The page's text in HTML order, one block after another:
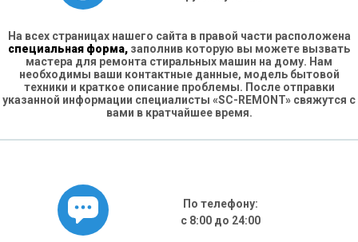
На всех страницах нашего сайта в правой части расположена
специальная форма, заполнив которую вы можете вызвать
мастера для ремонта стиральных машин на дому. Нам
необходимы ваши контактные данные, модель бытовой
техники и краткое описание проблемы. После отправки
указанной информации специалисты «SC-REMONT» свяжутся с
вами в кратчайшее время.
По телефону:
с 8:00 до 24:00